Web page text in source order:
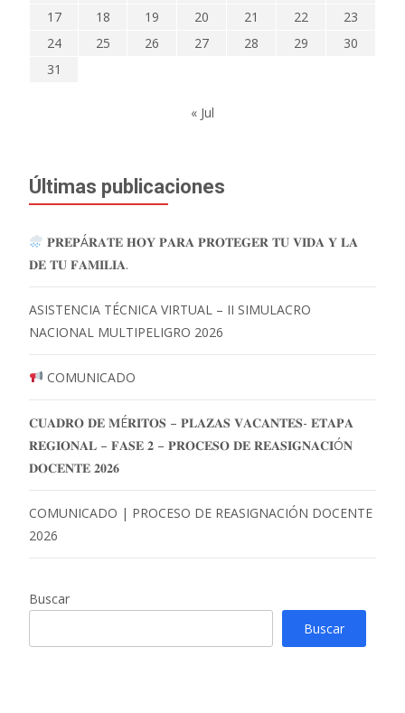
17
18 19 20 21 22
23
24
25 26 27 28 29
30
31
« Jul
Últimas publicaciones
𝐏𝐑𝐄𝐏Á𝐑𝐀𝐓𝐄 𝐇𝐎𝐘 𝐏𝐀𝐑𝐀 𝐏𝐑𝐎𝐓𝐄𝐆𝐄𝐑 𝐓𝐔 𝐕𝐈𝐃𝐀 𝐘 𝐋𝐀
𝐃𝐄 𝐓𝐔 𝐅𝐀𝐌𝐈𝐋𝐈𝐀.
ASISTENCIA TÉCNICA VIRTUAL – II SIMULACRO
NACIONAL MULTIPELIGRO 2026
COMUNICADO
𝐂𝐔𝐀𝐃𝐑𝐎 𝐃𝐄 𝐌É𝐑𝐈𝐓𝐎𝐒 – 𝐏𝐋𝐀𝐙𝐀𝐒 𝐕𝐀𝐂𝐀𝐍𝐓𝐄𝐒- 𝐄𝐓𝐀𝐏𝐀
𝐑𝐄𝐆𝐈𝐎𝐍𝐀𝐋 – 𝐅𝐀𝐒𝐄 𝟐 – 𝐏𝐑𝐎𝐂𝐄𝐒𝐎 𝐃𝐄 𝐑𝐄𝐀𝐒𝐈𝐆𝐍𝐀𝐂𝐈Ó𝐍
𝐃𝐎𝐂𝐄𝐍𝐓𝐄 𝟐𝟎𝟐𝟔
COMUNICADO | PROCESO DE REASIGNACIÓN DOCENTE
2026
Buscar
Buscar